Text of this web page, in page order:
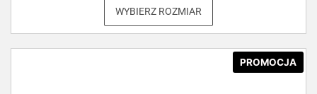
WYBIERZ ROZMIAR
PROMOCJA